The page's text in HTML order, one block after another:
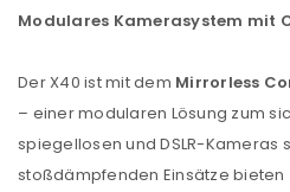
Modulares Kamerasystem mit
Der X40 ist mit dem Mirrorless
– einer modularen Lösung zum
spiegellosen und DSLR-Kameras
stoßdämpfenden Einsätze bieten